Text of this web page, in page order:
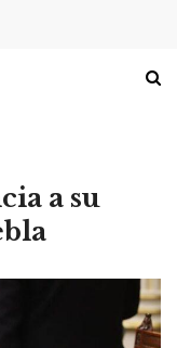
a su